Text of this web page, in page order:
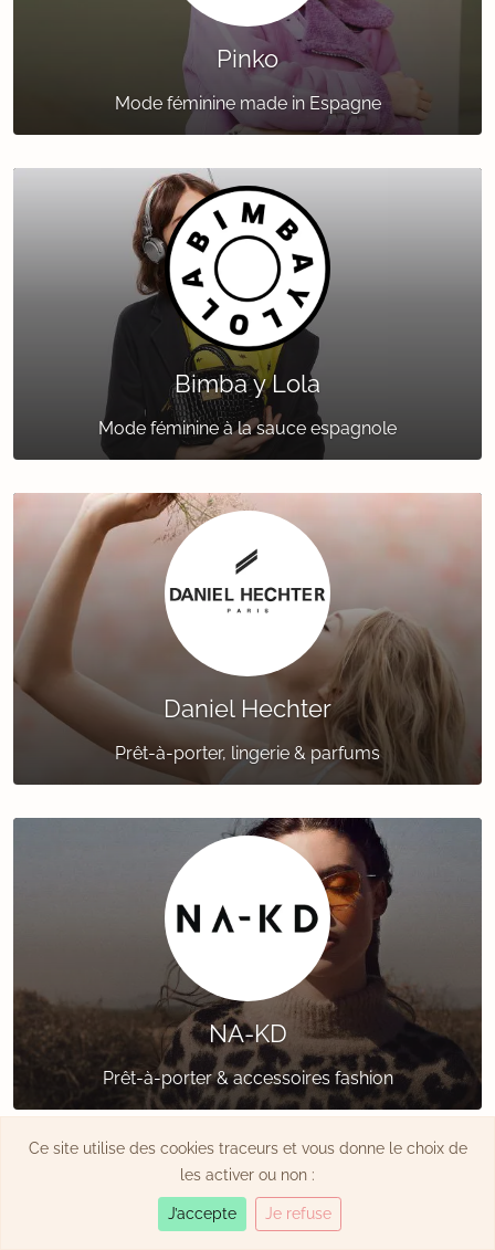
Pinko
Mode féminine made in Espagne
Bimba y Lola
Mode féminine à la sauce espagnole
Daniel Hechter
Prêt-à-porter, lingerie & parfums
NA-KD
Prêt-à-porter & accessoires fashion
Ce site utilise des cookies traceurs et vous donne le choix de
les activer ou non :
J’accepte Je refuse